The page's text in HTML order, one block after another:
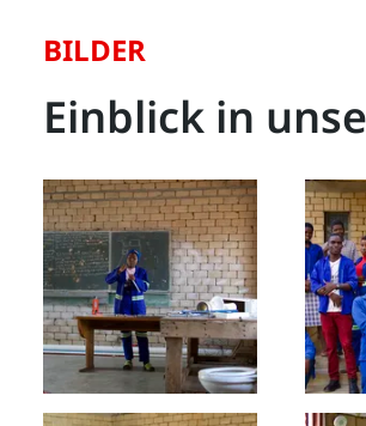
BILDER
Einblick in